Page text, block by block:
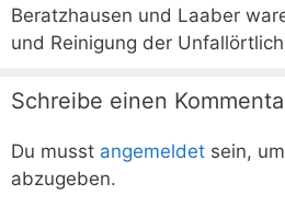
Beratzhausen und Laaber
und Reinigung der
Schreibe einen
Du musst angemeldet sein,
abzugeben.